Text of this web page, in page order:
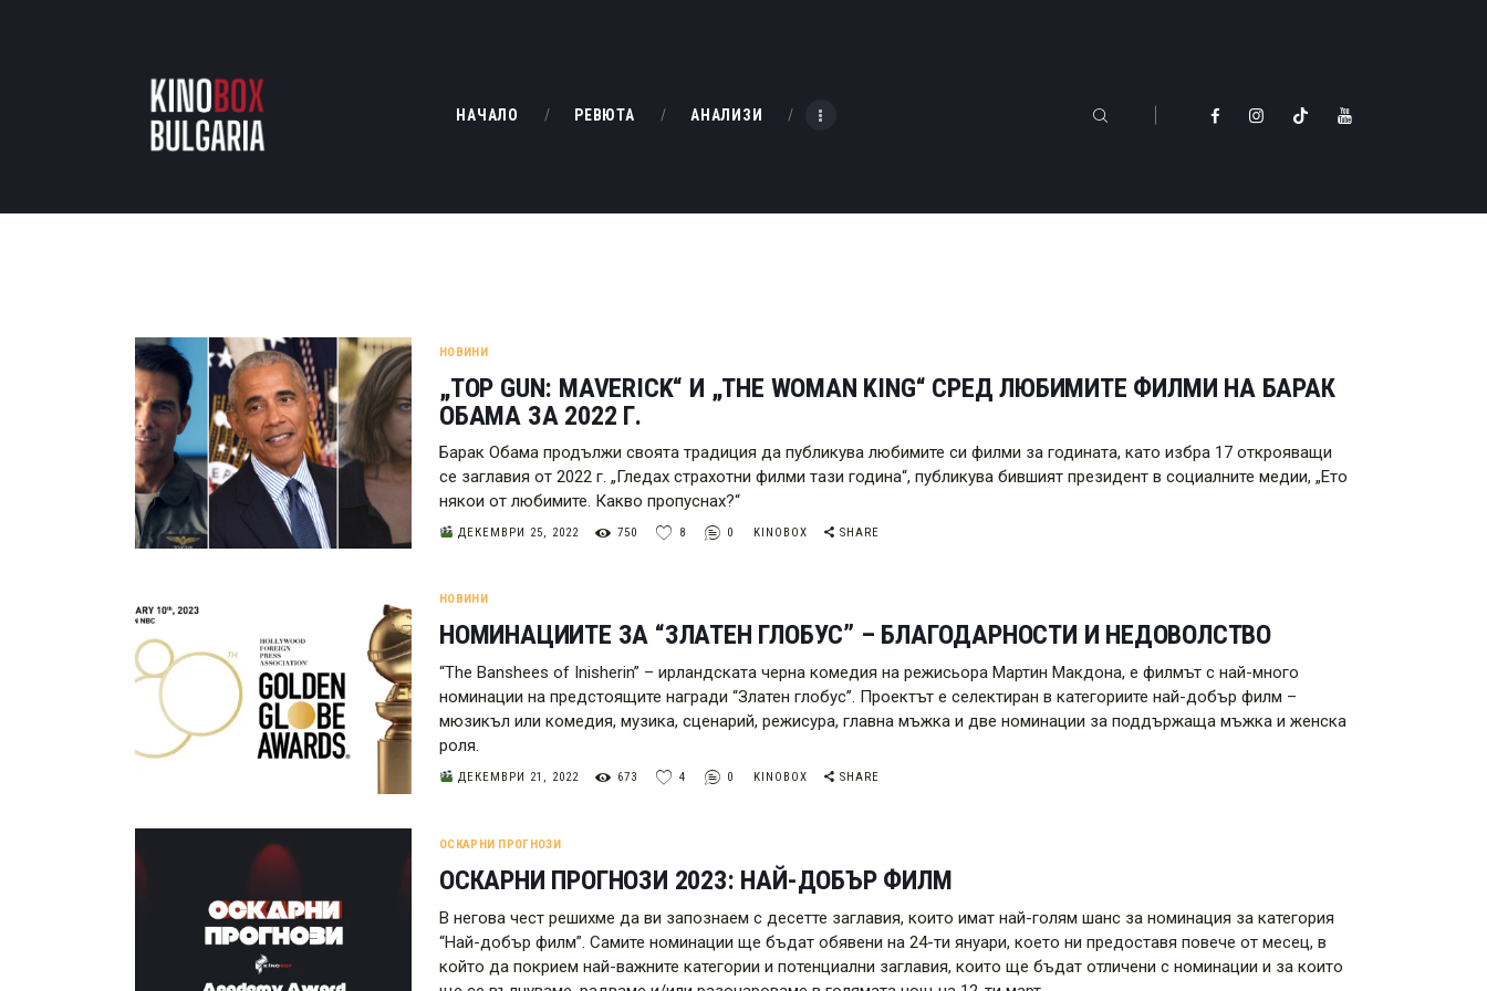
НАЧАЛО РЕВЮТА АНАЛИЗИ
РЕВЮТА
БАХТИ НАГРАДИТЕ
НОВИНИ
„TOP GUN: MAVERICK“ И „THE WOMAN KING“ СРЕД ЛЮБИМИТЕ ФИЛМИ НА БАРАК
ОБАМА ЗА 2022 Г.
Барак Обама продължи своята традиция да публикува любимите си филми за годината, като избра 17 открояващи
се заглавия от 2022 г. „Гледах страхотни филми тази година“, публикува бившият президент в социалните медии, „Ето
някои от любимите. Какво пропуснах?“
ДЕКЕМВРИ 25, 2022 750 8 0 KINOBOX SHARE
НОВИНИ
НОМИНАЦИИТЕ ЗА “ЗЛАТЕН ГЛОБУС” – БЛАГОДАРНОСТИ И НЕДОВОЛСТВО
“The Banshees of Inisherin” – ирландската черна комедия на режисьора Мартин Макдона, е филмът с най-много
номинации на предстоящите награди “Златен глобус”. Проектът е селектиран в категориите най-добър филм –
мюзикъл или комедия, музика, сценарий, режисура, главна мъжка и две номинации за поддържаща мъжка и женска
роля.
ДЕКЕМВРИ 21, 2022 673 4 0 KINOBOX SHARE
ОСКАРНИ ПРОГНОЗИ
ОСКАРНИ ПРОГНОЗИ 2023: НАЙ-ДОБЪР ФИЛМ
В негова чест решихме да ви запознаем с десетте заглавия, които имат най-голям шанс за номинация за категория
“Най-добър филм”. Самите номинации ще бъдат обявени на 24-ти януари, което ни предоставя повече от месец, в
който да покрием най-важните категории и потенциални заглавия, които ще бъдат отличени с номинации и за които